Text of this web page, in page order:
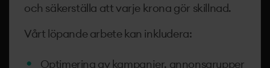
och säkerställa att varje krona gör skillnad.
Vårt löpande arbete kan inkludera:
Optimering av kampanjer, annonsgrupper